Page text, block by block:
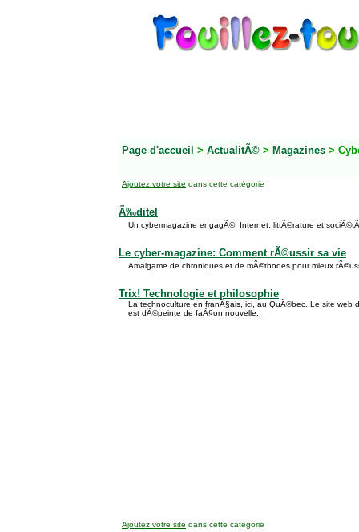
Page d'accueil > ActualitÃ© > Magazines >
Ajoutez votre site dans cette catégorie
Ã‰ditel
Un cybermagazine engagÃ©: Internet, littÃ©rature et
Le cyber-magazine: Comment rÃ©ussir sa vie
Amalgame de chroniques et de mÃ©thodes pour mieux
Trix! Technologie et philosophie
La technoculture en franÃ§ais, ici, au QuÃ©bec. Le site web
est dÃ©peinte de faÃ§on nouvelle.
Ajoutez votre site dans cette catégorie